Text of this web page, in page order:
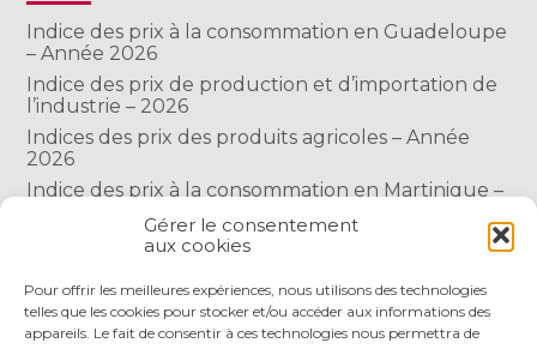
Gérer le consentement
aux cookies
Pour offrir les meilleures expériences, nous utilisons des technologies
telles que les cookies pour stocker et/ou accéder aux informations des
appareils. Le fait de consentir à ces technologies nous permettra de
Indice des prix à la consommation en Guadeloupe
– Année 2026
Indice des prix de production et d’importation de
l’industrie – 2026
Indices des prix des produits agricoles – Année
2026
Indice des prix à la consommation en Martinique –
Indice des prix à la consommation à Mayotte –
COMMENTAIRES RÉCENTS